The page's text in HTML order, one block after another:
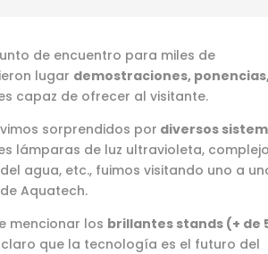
de encuentro para miles de
lugar demostraciones,
capaz de ofrecer al visitante.
sorprendidos por diversos
lámparas de luz ultravioleta,
agua, etc., fuimos visitando uno a
Aquatech.
mencionar los brillantes stands (+ de
que la tecnología es el futuro del